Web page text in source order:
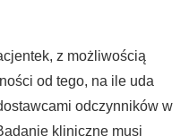
z możliwością
od tego, na ile uda
odczynników w
kliniczne musi